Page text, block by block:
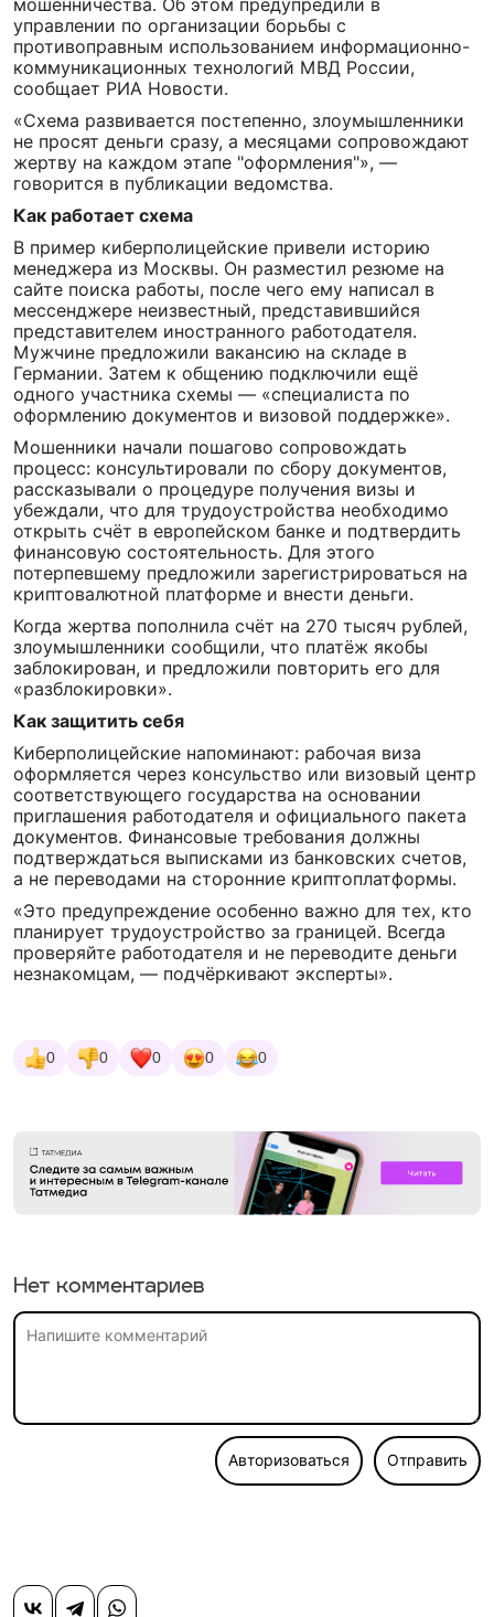
мошенничества. Об этом предупредили в
управлении по организации борьбы с
противоправным использованием информационно-
коммуникационных технологий МВД России,
сообщает РИА Новости.
«Схема развивается постепенно, злоумышленники
не просят деньги сразу, а месяцами сопровождают
жертву на каждом этапе "оформления"», —
говорится в публикации ведомства.
Как работает схема
В пример киберполицейские привели историю
менеджера из Москвы. Он разместил резюме на
сайте поиска работы, после чего ему написал в
мессенджере неизвестный, представившийся
представителем иностранного работодателя.
Мужчине предложили вакансию на складе в
Германии. Затем к общению подключили ещё
одного участника схемы — «специалиста по
оформлению документов и визовой поддержке».
Мошенники начали пошагово сопровождать
процесс: консультировали по сбору документов,
рассказывали о процедуре получения визы и
убеждали, что для трудоустройства необходимо
открыть счёт в европейском банке и подтвердить
финансовую состоятельность. Для этого
потерпевшему предложили зарегистрироваться на
криптовалютной платформе и внести деньги.
Когда жертва пополнила счёт на 270 тысяч рублей,
злоумышленники сообщили, что платёж якобы
заблокирован, и предложили повторить его для
«разблокировки».
Как защитить себя
Киберполицейские напоминают: рабочая виза
оформляется через консульство или визовый центр
соответствующего государства на основании
приглашения работодателя и официального пакета
документов. Финансовые требования должны
подтверждаться выписками из банковских счетов,
а не переводами на сторонние криптоплатформы.
«Это предупреждение особенно важно для тех, кто
планирует трудоустройство за границей. Всегда
проверяйте работодателя и не переводите деньги
незнакомцам, — подчёркивают эксперты».
0 0 0 0 0
Нет комментариев
Авторизоваться Отправить